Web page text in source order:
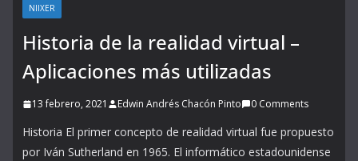
NIIXER
Historia de la realidad virtual –
Aplicaciones más utilizadas
13 febrero, 2021 Edwin Andrés Chacón Pinto 0 Comments
Historia El primer concepto de realidad virtual fue propuesto
por Iván Sutherland en 1965. El informático estadounidense